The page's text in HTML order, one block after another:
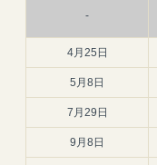
-
4月25日
5月8日
7月29日
9月8日